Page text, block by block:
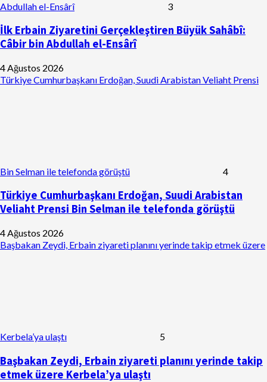
Abdullah el-Ensârî 3
İlk Erbain Ziyaretini Gerçekleştiren Büyük Sahâbî:
Câbir bin Abdullah el-Ensârî
4 Ağustos 2026
Türkiye Cumhurbaşkanı Erdoğan, Suudi Arabistan Veliaht Prensi
Bin Selman ile telefonda görüştü 4
Türkiye Cumhurbaşkanı Erdoğan, Suudi Arabistan
Veliaht Prensi Bin Selman ile telefonda görüştü
4 Ağustos 2026
Başbakan Zeydi, Erbain ziyareti planını yerinde takip etmek üzere
Kerbela’ya ulaştı 5
Başbakan Zeydi, Erbain ziyareti planını yerinde takip
etmek üzere Kerbela’ya ulaştı